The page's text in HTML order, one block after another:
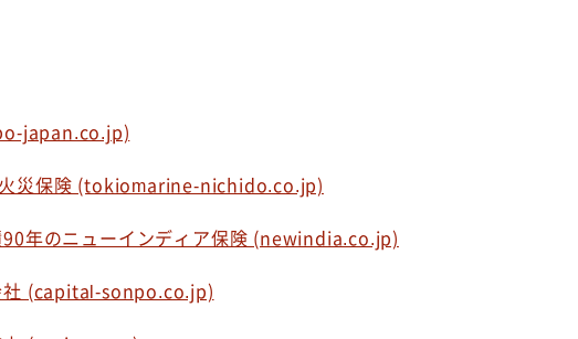
japan.co.jp)
火災保険 (tokiomarine-nichido.co.jp)
年のニューインディア保険 (newindia.co.jp)
社 (capital-sonpo.co.jp)